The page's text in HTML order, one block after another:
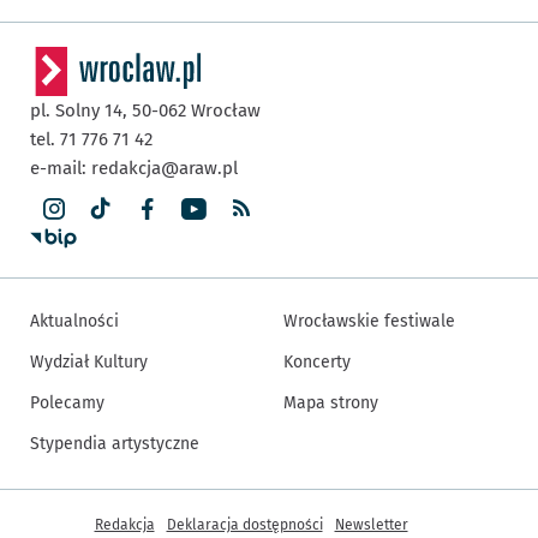
pl. Solny 14, 50-062 Wrocław
tel. 71 776 71 42
e-mail: redakcja@araw.pl
Aktualności
Wydział Kultury
Polecamy
Stypendia artystyczne
Wrocławskie festiwale
Koncerty
Mapa strony
Inne informacje
Redakcja Deklaracja dostępności Newsletter